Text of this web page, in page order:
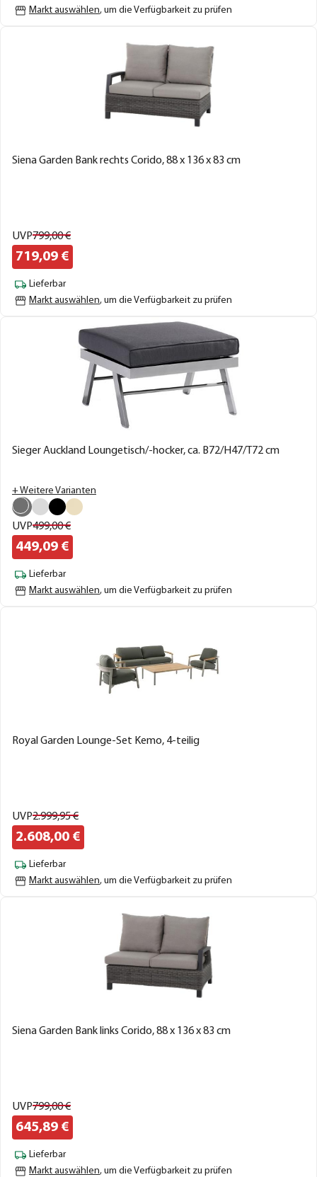
Markt auswählen, um die Verfügbarkeit zu prüfen
Siena Garden Bank rechts Corido, 88 x 136 x 83 cm
UVP799,00€
719,09 €
Lieferbar
Markt auswählen, um die Verfügbarkeit zu prüfen
Sieger Auckland Loungetisch/-hocker, ca. B72/H47/T72 cm
+ Weitere Varianten
UVP499,00€
449,09 €
Lieferbar
Markt auswählen, um die Verfügbarkeit zu prüfen
Royal Garden Lounge-Set Kemo, 4-teilig
UVP2.999,95€
2.608,00 €
Lieferbar
Markt auswählen, um die Verfügbarkeit zu prüfen
Siena Garden Bank links Corido, 88 x 136 x 83 cm
UVP799,00€
645,89 €
Lieferbar
Markt auswählen, um die Verfügbarkeit zu prüfen